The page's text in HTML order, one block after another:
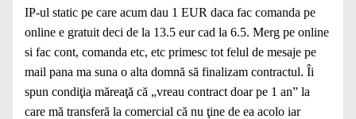
IP-ul static pe care acum dau 1 EUR daca fac comanda pe
online e gratuit deci de la 13.5 eur cad la 6.5. Merg pe online
si fac cont, comanda etc, etc primesc tot felul de mesaje pe
mail pana ma suna o alta domnă să finalizam contractul. Îi
spun condiţia măreaţă că „vreau contract doar pe 1 an” la
care mă transferă la comercial că nu ţine de ea acolo iar